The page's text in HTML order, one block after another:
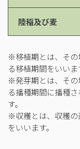
陸稲及び麦
※移植期とは、その
る移植期間をいいま
※発芽期とは、その
る播種期間に播種
す。
※収穫とは、収穫の
をいいます。